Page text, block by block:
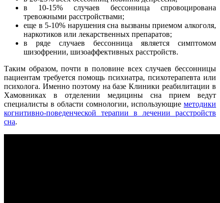
в 10-15% случаев бессонница спровоцирована
тревожными расстройствами;
еще в 5-10% нарушения сна вызваны приемом алкоголя,
наркотиков или лекарственных препаратов;
в ряде случаев бессонница является симптомом
шизофрении, шизоаффективных расстройств.
Таким образом, почти в половине всех случаев бессонницы
пациентам требуется помощь психиатра, психотерапевта или
психолога. Именно поэтому на базе Клиники реабилитации в
Хамовниках в отделении медицины сна прием ведут
специалисты в области сомнологии, использующие методики
когнитивно-поведенческой терапии в лечении расстройств
сна.